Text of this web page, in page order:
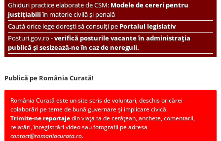
Ghiduri practice elaborate de CSM: Modele de cereri pentru
justițiabiliîn materie civilă și penală
Caută orice lege dorești să consulți pePortalul legislativ
Posturi.gov.ro -verifică posturile vacante în administrația
publică și sesizează-ne în caz de nereguli.
Publică pe România Curată!
România Curată este un site scris de voluntari, deschis oricărei
colaborări pe teme de bună guvernare și implicare civică.
Trimite-ne reportajedin viața ta de cetățean, anchete, comentarii,
relatări, înregistrări video sau fotografii pe adresa
contact@romaniacurata.ro.